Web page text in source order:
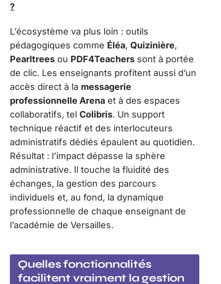
?
L’écosystème va plus loin : outils
pédagogiques comme Éléa, Quizinière,
Pearltrees ou PDF4Teachers sont à portée
de clic. Les enseignants profitent aussi d’un
accès direct à la messagerie
professionnelle Arena et à des espaces
collaboratifs, tel Colibris. Un support
technique réactif et des interlocuteurs
administratifs dédiés épaulent au quotidien.
Résultat : l’impact dépasse la sphère
administrative. Il touche la fluidité des
échanges, la gestion des parcours
individuels et, au fond, la dynamique
professionnelle de chaque enseignant de
l’académie de Versailles.
Quelles fonctionnalités
facilitent vraiment la gestion